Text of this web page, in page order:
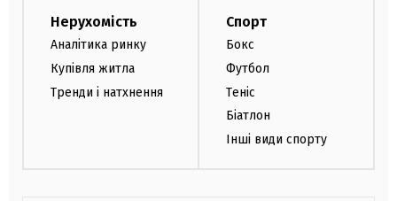
Нерухомість
Аналітика ринку
Купівля житла
Тренди і натхнення
Спорт
Бокс
Футбол
Теніс
Біатлон
Інші види спорту